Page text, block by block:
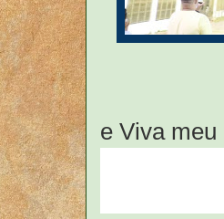
e Viva